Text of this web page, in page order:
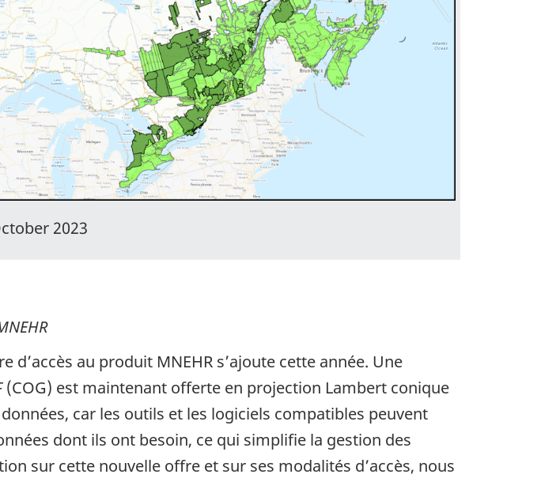
2023
au produit MNEHR s’ajoute cette année. Une
(COG) est maintenant offerte en projection Lambert conique
car les outils et les logiciels compatibles peuvent
dont ils ont besoin, ce qui simplifie la gestion des
sur cette nouvelle offre et sur ses modalités d’accès, nous